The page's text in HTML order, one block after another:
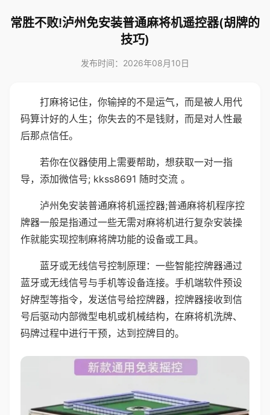
常胜不败!泸州免安装普通麻将机遥控器(胡牌的
技巧)
发布时间：2026年08月10日
打麻将记住，你输掉的不是运气，而是被人用代
码算计好的人生；你失去的不是钱财，而是对人性最
后那点信任。
若你在仪器使用上需要帮助，想获取一对一指
导，添加微信号; kkss8691 随时交流 。
泸州免安装普通麻将机遥控器;普通麻将机程序控
牌器一般是指通过一些无需对麻将机进行复杂安装操
作就能实现控制麻将牌功能的设备或工具。
蓝牙或无线信号控制原理：一些智能控牌器通过
蓝牙或无线信号与手机等设备连接。手机端软件预设
好牌型等指令，发送信号给控牌器，控牌器接收到信
号后驱动内部微型电机或机械结构，在麻将机洗牌、
码牌过程中进行干预，达到控牌目的。